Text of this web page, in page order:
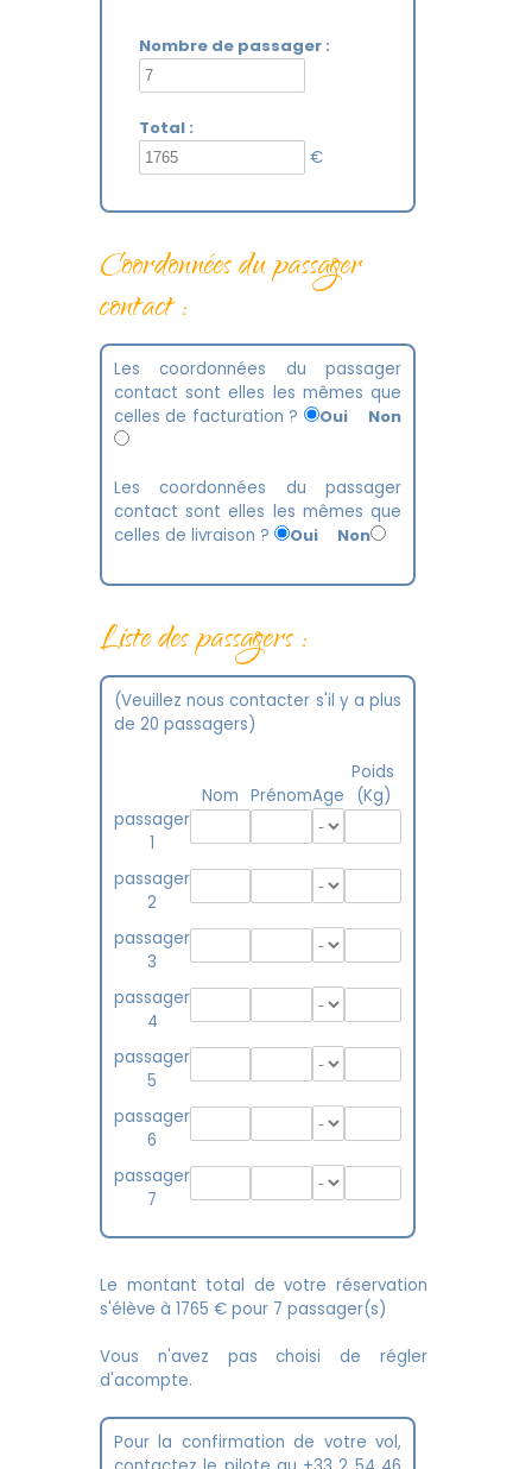
Nombre de passager :
Total :
€
Coordonnées du passager
contact :
Les coordonnées du passager
contact sont elles les mêmes que
celles de facturation ?
Oui Non
Les coordonnées du passager
contact sont elles les mêmes que
celles de livraison ?
Oui Non
Liste des passagers :
(Veuillez nous contacter s'il y a plus
de 20 passagers)
Nom PrénomAge
Poids
(Kg)
passager
1
passager
2
passager
3
passager
4
passager
5
passager
6
passager
7
Le montant total de votre réservation
s'élève à 1765 € pour 7 passager(s)
Vous n'avez pas choisi de régler
d'acompte.
Pour la confirmation de votre vol,